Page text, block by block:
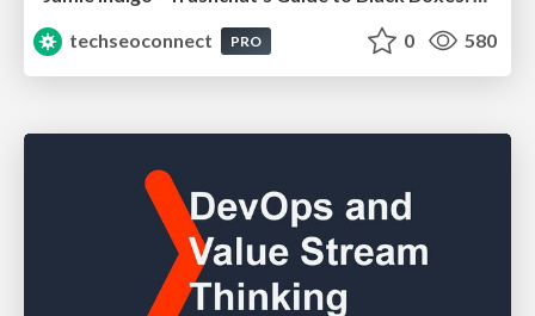
techseoconnect
PRO 0 580